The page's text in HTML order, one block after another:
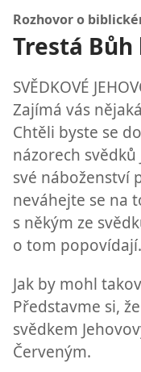
Rozhovor o
Trestá
SVĚDKOVÉ
Zajímá vás
Chtěli byste se
názorech
své náboženství
neváhejte se na
s někým ze
o tom popovídají.
Jak by mohl
Představme si,
svědkem
Červeným.